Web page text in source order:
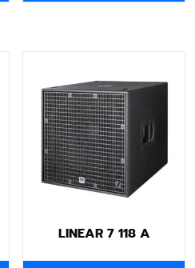
LINEAR 7 118 A